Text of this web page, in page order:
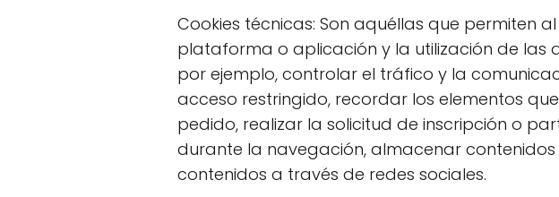
Cookies técnicas: Son aquéllas que permiten
plataforma o aplicación y la utilización de las
por ejemplo, controlar el tráfico y la
acceso restringido, recordar los elementos
pedido, realizar la solicitud de inscripción o
durante la navegación, almacenar
contenidos a través de redes sociales.